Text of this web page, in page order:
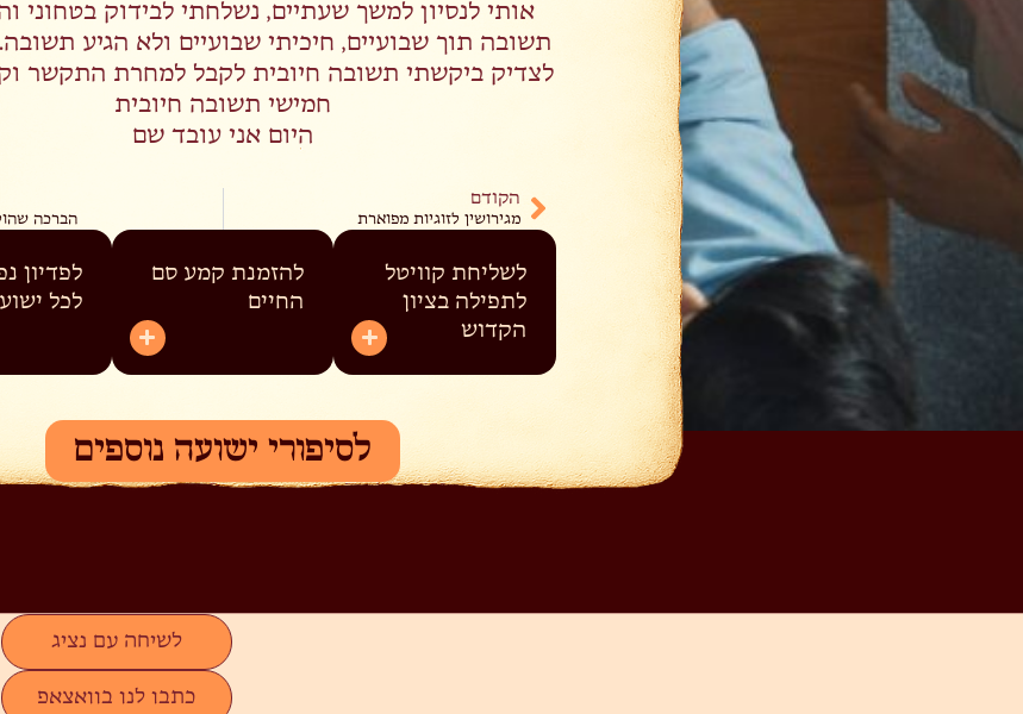
אותי לנסיון למשך שעתיים, נשלחתי לבידוק בטחוני
תשובה תוך שבועיים, חיכיתי שבועיים ולא הגיע
לצדיק ביקשתי תשובה חיובית לקבל למחרת התקשר
חמישי תשובה חיובית
היום אני עובד שם
הקודם
מגירושין לזוגיות מפוארת הברכה
לשליחת קוויטל
לתפילה בציון
הקדוש
להזמנת קמע סם
החיים
לפדיון
לכל
לסיפורי ישועה נוספים
לשיחה עם נציג
כתבו לנו בוואצאפ